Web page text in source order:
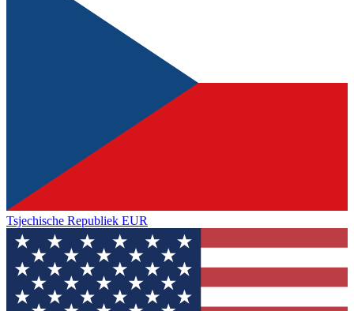
Tsjechische Republiek EUR